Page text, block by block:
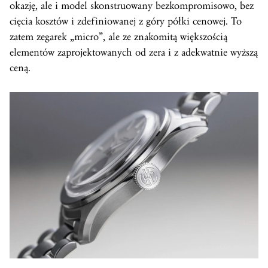
okazję, ale i model skonstruowany bezkompromisowo, bez
cięcia kosztów i zdefiniowanej z góry półki cenowej. To
zatem zegarek „micro”, ale ze znakomitą większością
elementów zaprojektowanych od zera i z adekwatnie wyższą
ceną.